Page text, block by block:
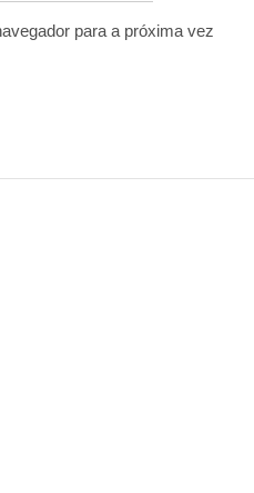
para a próxima vez